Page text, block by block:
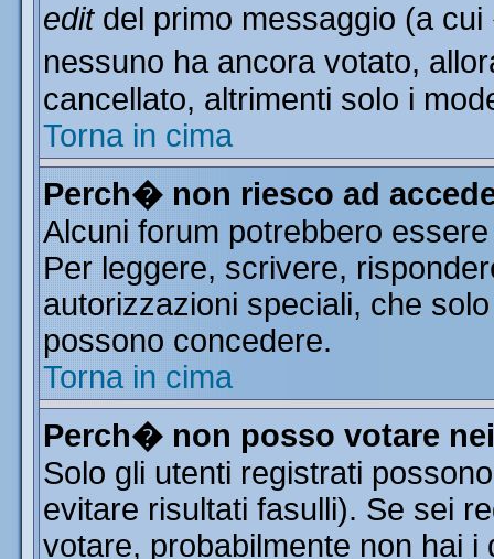
editdel primo messaggio (a
nessuno ha ancora votato,
cancellato, altrimenti solo i
Torna in cima
Perch� non riesco ad
Alcuni forum potrebbero
Per leggere, scrivere,
autorizzazioni speciali, che
possono concedere.
Torna in cima
Perch� non posso votare
Solo gli utenti registrati
evitare risultati fasulli). Se sei
votare, probabilmente non hai